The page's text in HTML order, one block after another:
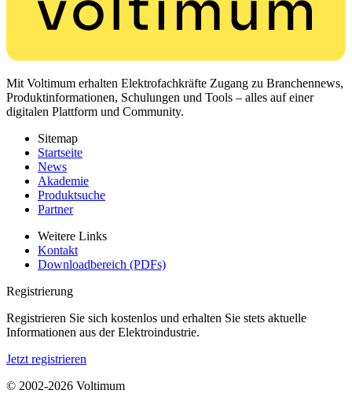
Mit Voltimum erhalten Elektrofachkräfte Zugang zu Branchennews,
Produktinformationen, Schulungen und Tools – alles auf einer
digitalen Plattform und Community.
Sitemap
Startseite
News
Akademie
Produktsuche
Partner
Weitere Links
Kontakt
Downloadbereich (PDFs)
Registrierung
Registrieren Sie sich kostenlos und erhalten Sie stets aktuelle
Informationen aus der Elektroindustrie.
Jetzt registrieren
© 2002-2026 Voltimum